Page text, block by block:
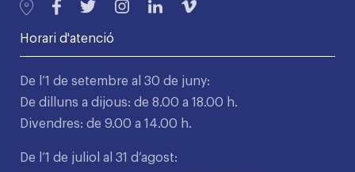
Horari d'atenció
De l’1 de setembre al 30 de juny:
De dilluns a dijous: de 8.00 a 18.00 h.
Divendres: de 9.00 a 14.00 h.
De l’1 de juliol al 31 d’agost: